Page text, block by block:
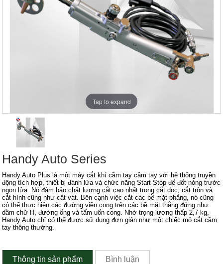
Tap to expand
Handy Auto Series
Handy Auto Plus là một máy cắt khí cầm tay cầm tay với hệ thống truyền
động tích hợp, thiết bị đánh lửa và chức năng Start-Stop để đốt nóng trước
ngọn lửa. Nó đảm bảo chất lượng cắt cao nhất trong cắt dọc, cắt tròn và
cắt hình cũng như cắt vát. Bên cạnh việc cắt các bề mặt phẳng, nó cũng
có thể thực hiện các đường viền cong trên các bề mặt thẳng đứng như
dầm chữ H, đường ống và tấm uốn cong. Nhờ trọng lượng thấp 2,7 kg,
Handy Auto chỉ có thể được sử dụng đơn giản như một chiếc mỏ cắt cầm
tay thông thường.
Thông tin sản phẩm Bình luận